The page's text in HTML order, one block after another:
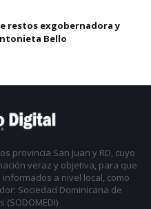
restos exgobernadora y
Bello
provincia San Juan y RD, cuyo
veraz y objetiva, para que
a nivel local, como
Sociedad Dominicana de
(SODOMEDI)